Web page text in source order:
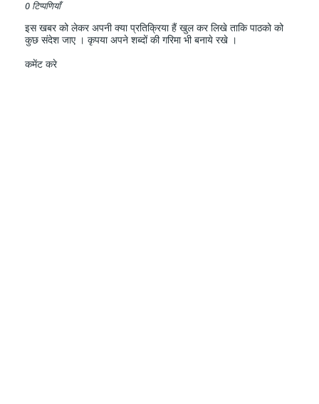
0 टिप्पणियाँ
इस खबर को लेकर अपनी क्या प्रतिक्रिया हैं खुल कर लिखे ताकि पाठको को
कुछ संदेश जाए । कृपया अपने शब्दों की गरिमा भी बनाये रखे ।
कमेंट करे